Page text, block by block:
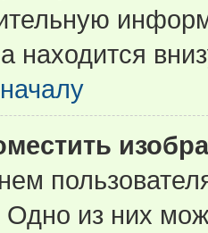
находится
из них